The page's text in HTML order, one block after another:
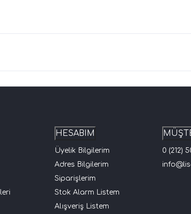
HESABIM
Üyelik Bilgilerim
Adres Bilgilerim
Siparişlerim
Stok Alarm Listem
Alışveriş Listem
0 (212)